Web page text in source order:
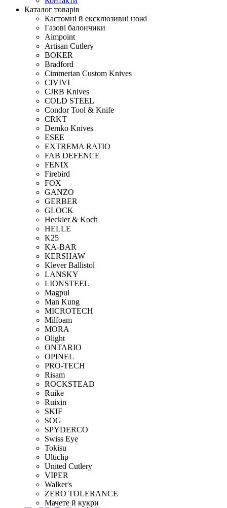
Каталог товарів
Кастомні й ексклюзивні ножі
Газові балончики
Aimpoint
Artisan Cutlery
BOKER
Bradford
Cimmerian Custom Knives
CIVIVI
CJRB Knives
COLD STEEL
Condor Tool & Knife
CRKT
Demko Knives
ESEE
EXTREMA RATIO
FAB DEFENCE
FENIX
Firebird
FOX
GANZO
GERBER
GLOCK
Heckler & Koch
HELLE
K25
KA-BAR
KERSHAW
Klever Ballistol
LANSKY
LIONSTEEL
Magpul
Man Kung
MICROTECH
Milfoam
MORA
Olight
ONTARIO
OPINEL
PRO-TECH
Risam
ROCKSTEAD
Ruike
Ruixin
SKIF
SOG
SPYDERCO
Swiss Eye
Tokisu
Ulticlip
United Cutlery
VIPER
Walker's
ZERO TOLERANCE
Мачете й кукри